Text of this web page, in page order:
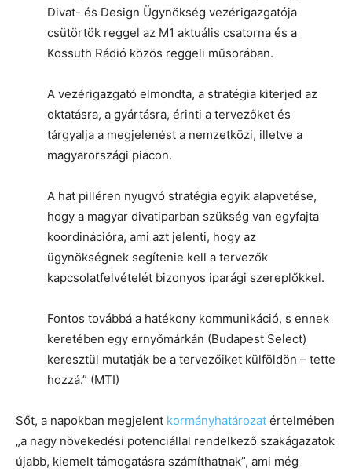
Divat- és Design Ügynökség vezérigazgatója
csütörtök reggel az M1 aktuális csatorna és a
Kossuth Rádió közös reggeli műsorában.
A vezérigazgató elmondta, a stratégia kiterjed az
oktatásra, a gyártásra, érinti a tervezőket és
tárgyalja a megjelenést a nemzetközi, illetve a
magyarországi piacon.
A hat pilléren nyugvó stratégia egyik alapvetése,
hogy a magyar divatiparban szükség van egyfajta
koordinációra, ami azt jelenti, hogy az
ügynökségnek segítenie kell a tervezők
kapcsolatfelvételét bizonyos iparági szereplőkkel.
Fontos továbbá a hatékony kommunikáció, s ennek
keretében egy ernyőmárkán (Budapest Select)
keresztül mutatják be a tervezőiket külföldön – tette
hozzá.” (MTI)
Sőt, a napokban megjelent kormányhatározat értelmében
„a nagy növekedési potenciállal rendelkező szakágazatok
újabb, kiemelt támogatásra számíthatnak”, ami még